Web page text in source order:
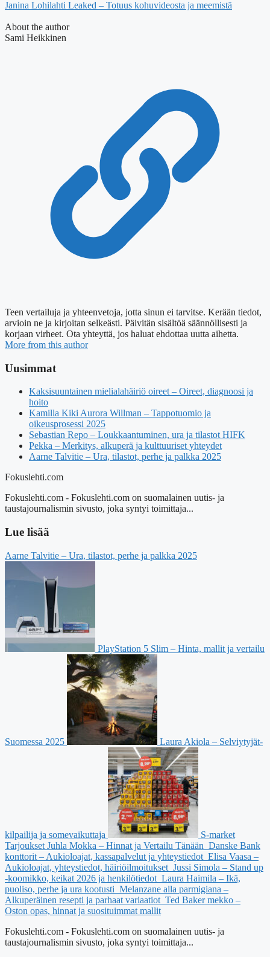
Janina Lohilahti Leaked – Totuus kohuvideosta ja meemistä
About the author
Sami Heikkinen
Teen vertailuja ja yhteenvetoja, jotta sinun ei tarvitse. Kerään tiedot,
arvioin ne ja kirjoitan selkeästi. Päivitän sisältöä säännöllisesti ja
korjaan virheet. Ota yhteyttä, jos haluat ehdottaa uutta aihetta.
More from this author
Uusimmat
Kaksisuuntainen mielialahäiriö oireet – Oireet, diagnoosi ja
hoito
Kamilla Kiki Aurora Willman – Tappotuomio ja
oikeusprosessi 2025
Sebastian Repo – Loukkaantuminen, ura ja tilastot HIFK
Pekka – Merkitys, alkuperä ja kulttuuriset yhteydet
Aarne Talvitie – Ura, tilastot, perhe ja palkka 2025
Fokuslehti.com
Fokuslehti.com - Fokuslehti.com on suomalainen uutis- ja
taustajournalismin sivusto, joka syntyi toimittaja...
Lue lisää
Aarne Talvitie – Ura, tilastot, perhe ja palkka 2025
PlayStation 5 Slim – Hinta, mallit ja vertailu
Suomessa 2025 Laura Akiola – Selviytyjät-
kilpailija ja somevaikuttaja
S-market
Tarjoukset Juhla Mokka – Hinnat ja Vertailu Tänään Danske Bank
konttorit – Aukioloajat, kassapalvelut ja yhteystiedot Elisa Vaasa –
Aukioloajat, yhteystiedot, häiriöilmoitukset Jussi Simola – Stand up
-koomikko, keikat 2026 ja henkilötiedot Laura Haimila – Ikä,
puoliso, perhe ja ura kootusti Melanzane alla parmigiana –
Alkuperäinen resepti ja parhaat variaatiot Ted Baker mekko –
Oston opas, hinnat ja suosituimmat mallit
Fokuslehti.com - Fokuslehti.com on suomalainen uutis- ja
taustajournalismin sivusto, joka syntyi toimittaja...